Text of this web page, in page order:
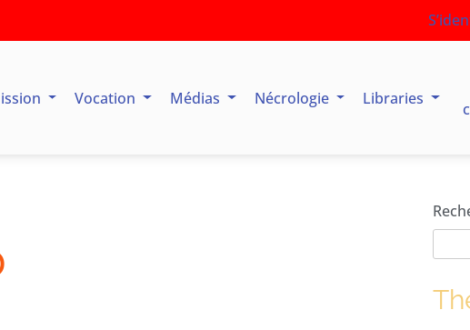
Vocation Médias Nécrologie Libraries